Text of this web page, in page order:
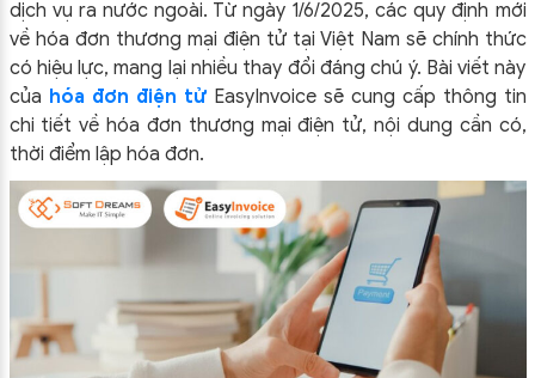
dịch vụ ra nước ngoài. Từ ngày 1/6/2025, các quy định mới
về hóa đơn thương mại điện tử tại Việt Nam sẽ chính thức
có hiệu lực, mang lại nhiều thay đổi đáng chú ý. Bài viết này
của hóa đơn điện tửEasyInvoice sẽ cung cấp thông tin
chi tiết về hóa đơn thương mại điện tử, nội dung cần có,
thời điểm lập hóa đơn.